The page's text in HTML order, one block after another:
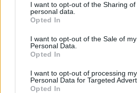
not limited to your visit or usage
grant or deny consent to Google and
use your data for below specified
consent section.
I want to opt-out of the Sharing of
personal data.
Opted In
I want to opt-out of the Sale of my
Personal Data.
Opted In
I want to opt-out of processing my
Personal Data for Targeted
Opted In
CRIPTOVALUTE